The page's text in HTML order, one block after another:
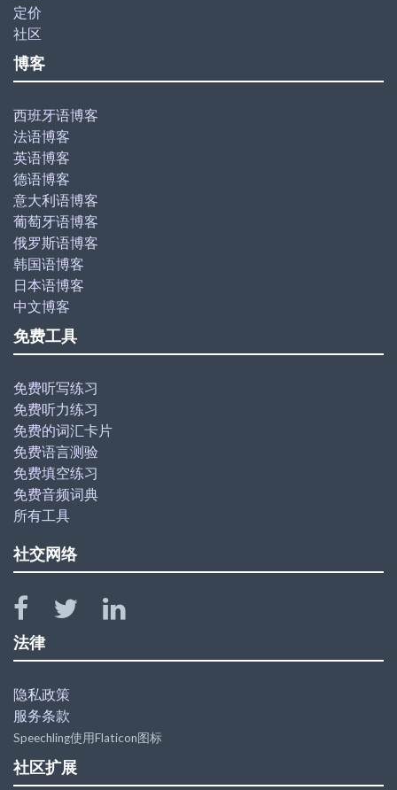
定价
社区
博客
西班牙语博客
法语博客
英语博客
德语博客
意大利语博客
葡萄牙语博客
俄罗斯语博客
韩国语博客
日本语博客
中文博客
免费工具
免费听写练习
免费听力练习
免费的词汇卡片
免费语言测验
免费填空练习
免费音频词典
所有工具
社交网络
法律
隐私政策
服务条款
Speechling使用Flaticon图标
社区扩展